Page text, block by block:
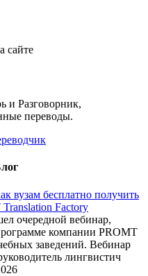
сайте
и Разговорник,
переводы.
вузам бесплатно получить
Factory
очередной вебинар,
компании PROMT
заведений. Вебинар
лингвистич